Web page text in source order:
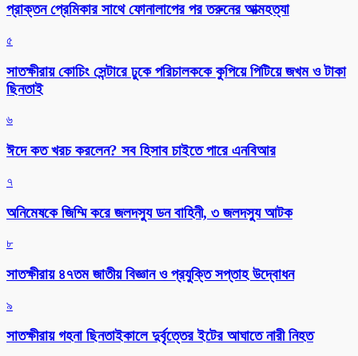
প্রাক্তন প্রেমিকার সাথে ফোনালাপের পর তরুনের আত্মহত্যা
৫
সাতক্ষীরায় কোচিং সেন্টারে ঢুকে পরিচালককে কুপিয়ে পিটিয়ে জখম ও টাকা
ছিনতাই
৬
ঈদে কত খরচ করলেন? সব হিসাব চাইতে পারে এনবিআর
৭
অনিমেষকে জিম্মি করে জলদস্যু ডন বাহিনী, ৩ জলদস্যু আটক
৮
সাতক্ষীরায় ৪৭তম জাতীয় বিজ্ঞান ও প্রযুক্তি সপ্তাহ উদ্বোধন
৯
সাতক্ষীরায় গহনা ছিনতাইকালে দুর্বৃত্তের ইটের আঘাতে নারী নিহত